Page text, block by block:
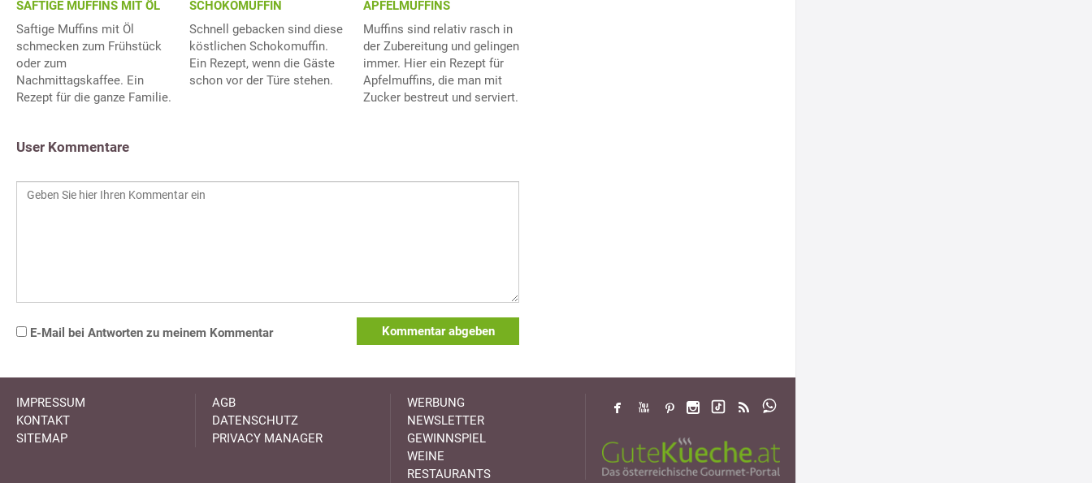
SAFTIGE MUFFINS MIT ÖL
Saftige Muffins mit Öl
schmecken zum Frühstück
oder zum
Nachmittagskaffee. Ein
Rezept für die ganze Familie.
SCHOKOMUFFIN
Schnell gebacken sind diese
köstlichen Schokomuffin.
Ein Rezept, wenn die Gäste
schon vor der Türe stehen.
APFELMUFFINS
Muffins sind relativ rasch in
der Zubereitung und gelingen
immer. Hier ein Rezept für
Apfelmuffins, die man mit
Zucker bestreut und serviert.
User Kommentare
E-Mail bei Antworten zu meinem Kommentar Kommentar abgeben
IMPRESSUM
KONTAKT
SITEMAP
AGB
DATENSCHUTZ
PRIVACY MANAGER
WERBUNG
NEWSLETTER
GEWINNSPIEL
WEINE
RESTAURANTS